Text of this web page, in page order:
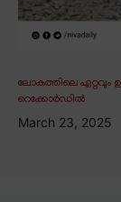
ലോകത്തിലെ ഏറ്റവും
റെക്കോർഡിൽ
March 23, 2025